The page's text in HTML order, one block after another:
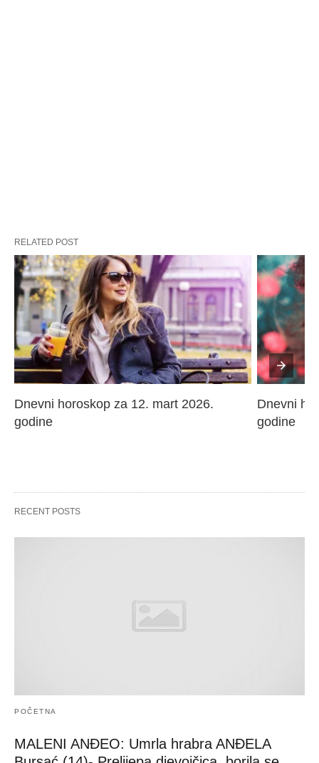
RELATED POST
Dnevni horoskop za 12. mart 2026.
godine
Dnevni
godine
RECENT POSTS
POČETNA
MALENI ANĐEO: Umrla hrabra ANĐELA